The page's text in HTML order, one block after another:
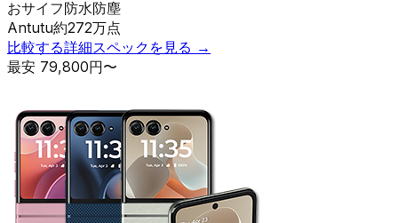
おサイフ防水防塵
Antutu約272万点
比較する詳細スペックを見る →
最安 79,800円〜